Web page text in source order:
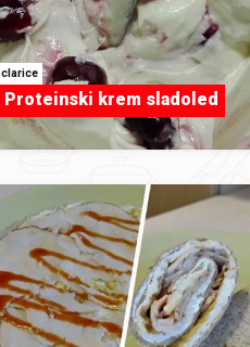
clarice
Proteinski krem sladoled